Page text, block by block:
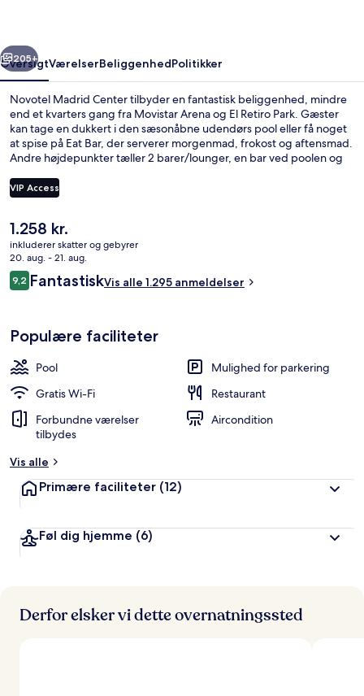
Næste
205+
OversigtVærelserBeliggenhedPolitikker
Novotel Madrid Center tilbyder en fantastisk beliggenhed, mindre
end et kvarters gang fra Movistar Arena og El Retiro Park. Gæster
kan tage en dukkert i den sæsonåbne udendørs pool eller få noget
at spise på Eat Bar, der serverer morgenmad, frokost og aftensmad.
Andre højdepunkter tæller 2 barer/lounger, en bar ved poolen og
til offentlig transport: O'Donnell Metrostation ligger 6 minutter
derfra og Goya Metrostation 9 minutter væk.
VIP Access
Den
nuværende
pris
er
1.258 kr.
1.258 kr.
inkluderer skatter og gebyrer
20. aug. - 21. aug.
Anmeldelser
9,29,2 ud af 10.
FantastiskVis alle 1.295 anmeldelser
Populære faciliteter
Pool
Mulighed for parkering
Gratis Wi-Fi
Restaurant
Forbundne værelser
tilbydes
Aircondition
Vis alle
Primære faciliteter (12)
Føl dig hjemme (6)
Derfor elsker vi dette overnatningssted